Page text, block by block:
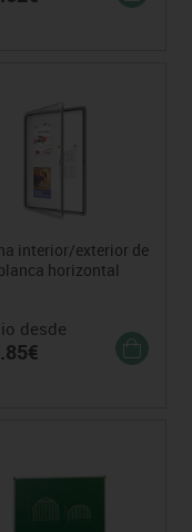
interior/exterior de
horizontal
desde